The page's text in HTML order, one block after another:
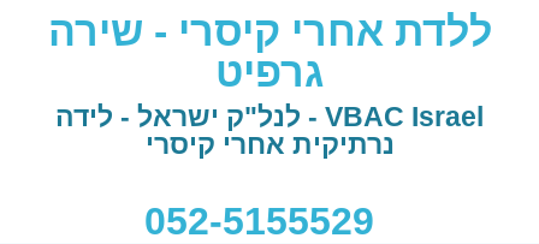
ללדת אחרי קיסרי - שירה
גרפיט
VBAC Israel - לנל"ק ישראל - לידה
נרתיקית אחרי קיסרי
052-5155529